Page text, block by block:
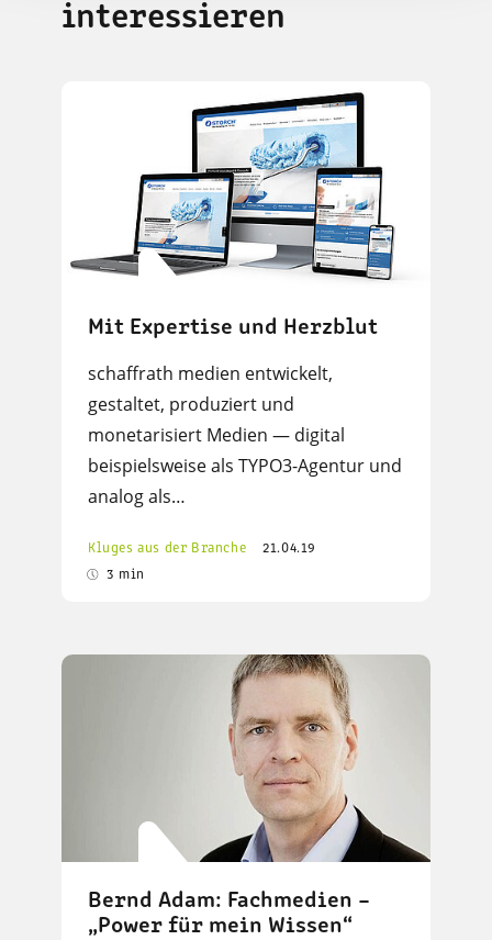
interessieren
Mit Expertise und Herzblut
schaffrath medien entwickelt,
gestaltet, produziert und
monetarisiert Medien — digital
beispielsweise als TYPO3-Agentur und
analog als…
Kluges aus der Branche
21.04.19
3 min
Bernd Adam: Fachmedien –
„Power für mein Wissen“